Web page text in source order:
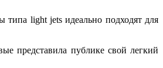
light jets идеально подходят для
представила публике свой легкий